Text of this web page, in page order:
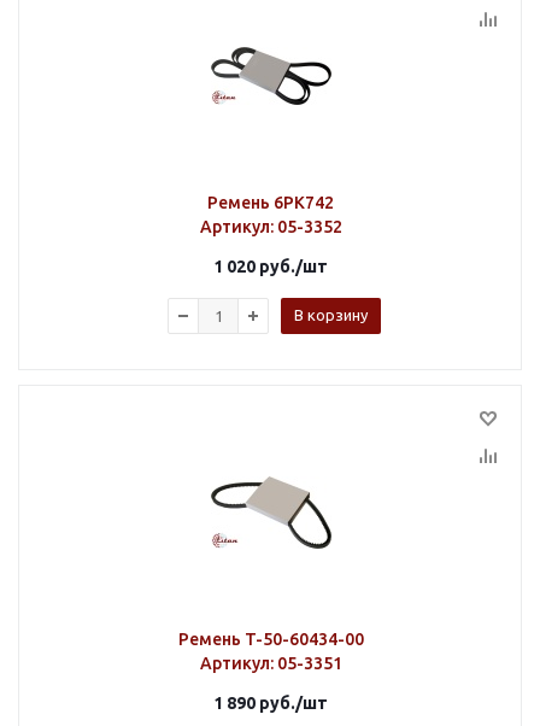
Ремень 6PK742
Артикул: 05-3352
1 020 руб./шт
В корзину
Ремень T-50-60434-00
Артикул: 05-3351
1 890 руб./шт